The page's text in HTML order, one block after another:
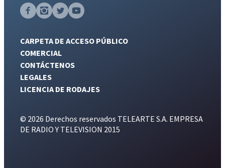
CARPETA DE ACCESO PÚBLICO
COMERCIAL
CONTÁCTENOS
LEGALES
LICENCIA DE RODAJES
© 2026 Derechos reservados TELEARTE S.A. EMPRESA
DE RADIO Y TELEVISION 2015